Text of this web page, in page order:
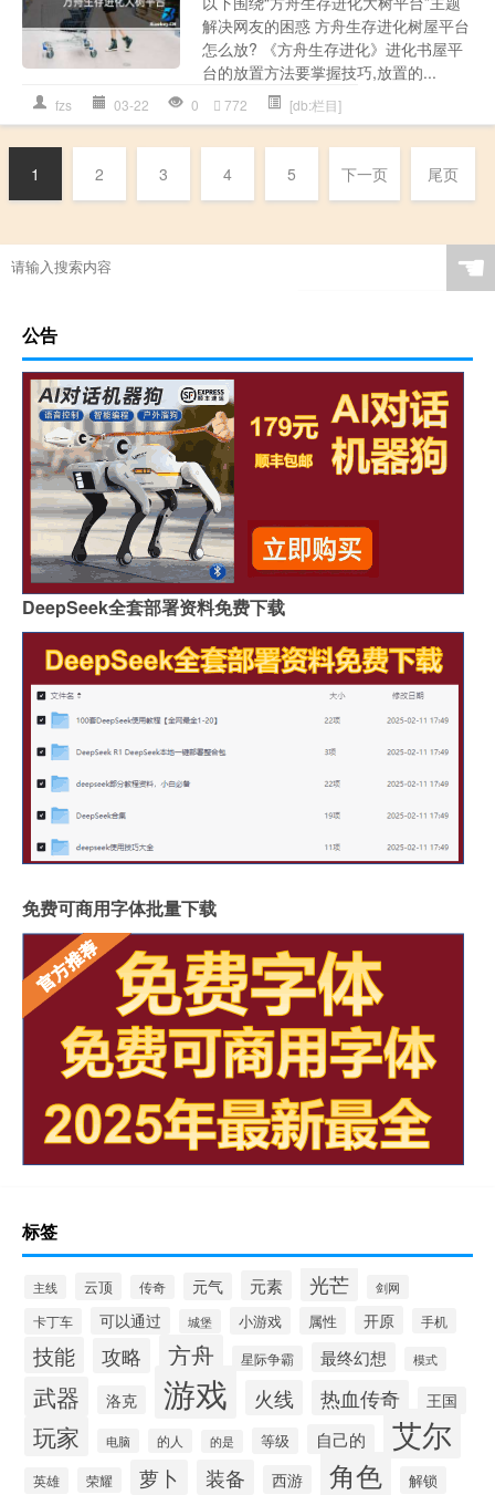
解决网友的困惑 方舟生存进化树屋平台
怎么放? 《方舟生存进化》进化书屋平
台的放置方法要掌握技巧,放置的...
fzs 03-22 0 772 [db:栏目]
1 2 3 4 5 下一页 尾页
☚
公告
DeepSeek全套部署资料免费下载
免费可商用字体批量下载
标签
主线 云顶 传奇 元气 元素 光芒 剑网
卡丁车 可以通过 城堡 小游戏 属性 开原 手机
技能 攻略 方舟 星际争霸 最终幻想 模式
武器 洛克 游戏 火线 热血传奇 王国
玩家 电脑 的人 的是 等级 自己的 艾尔
英雄 荣耀 萝卜 装备 西游 角色 解锁